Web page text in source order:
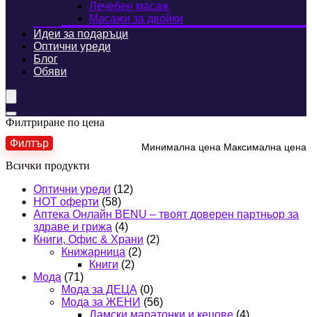
Лечебен масаж
Масажи за двойки
Идеи за подаръци
Оптични уреди
Блог
Обяви
Филтриране по цена
Минимална цена Максимална цена
Филтър
Всички продукти
Оптични уреди (12)
HOT оферти (58)
Аптека Онлайн BENU – твоят доверен партньор за
здраве и грижа (4)
Книги, Офис & Храни (2)
Книжарница (2)
Книги (2)
Мода (71)
Мода за ДЕЦА (0)
Мода за ЖЕНИ (56)
Дамски маратонки и кецове (4)